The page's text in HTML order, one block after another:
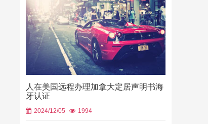
人在美国远程办理加拿大定居声明书海
牙认证
2024/12/05 1994